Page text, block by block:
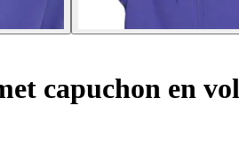
capuchon en